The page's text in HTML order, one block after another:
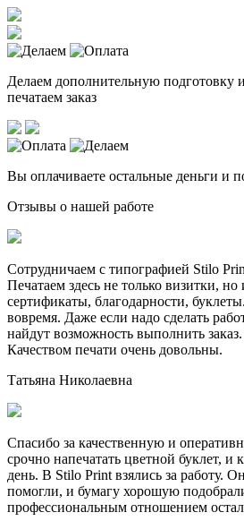
Делаем дополнительную подготовку
печатаем заказ
Вы оплачиваете остальные деньги и
Отзывы о нашей работе
Сотрудничаем с типографией Stilo
Печатаем здесь не только визитки,
сертификаты, благодарности,
вовремя. Даже если надо сделать
найдут возможность выполнить
Качеством печати очень довольны.
Татьяна Николаевна
Спасибо за качественную и
срочно напечатать цветной буклет,
день. В Stilo Print взялись за работу.
помогли, и бумагу хорошую
профессиональным отношением